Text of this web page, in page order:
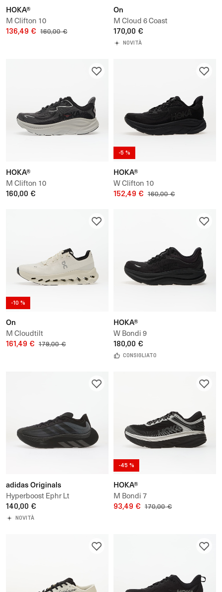
HOKA®
M Clifton 10
136,49 € 160,00 €
On
M Cloud 6 Coast
170,00 €
NOVITÀ
HOKA®
M Clifton 10
160,00 €
-5 %
HOKA®
W Clifton 10
152,49 € 160,00 €
-10 %
On
M Cloudtilt
161,49 € 179,00 €
HOKA®
W Bondi 9
180,00 €
CONSIGLIATO
adidas Originals
Hyperboost Ephr Lt
140,00 €
NOVITÀ
-45 %
HOKA®
M Bondi 7
93,49 € 170,00 €